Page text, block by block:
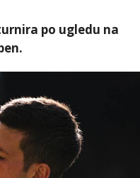
po ugledu na